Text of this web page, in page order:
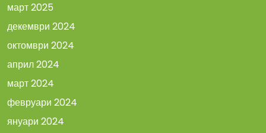
март 2025
декември 2024
октомври 2024
април 2024
март 2024
февруари 2024
януари 2024